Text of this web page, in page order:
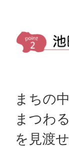
まちの
まつわ
を見渡